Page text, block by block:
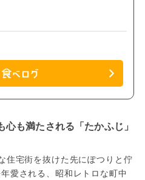
も満たされる「たかふじ」
住宅街を抜けた先にぽつりと佇
愛される、昭和レトロな町中